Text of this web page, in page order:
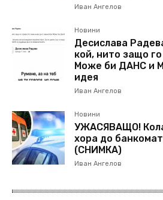
Иван Ангелов
Новини
Десислава
кой, нито защо
Може би ДАНС и
идея
Иван Ангелов
Новини
УЖАСЯВАЩО!
хора до
(СНИМКА)
Иван Ангелов